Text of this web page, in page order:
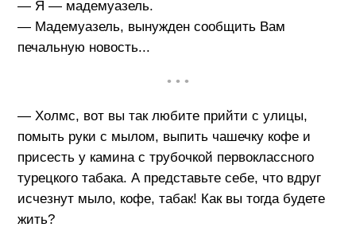
— Я — мадемуазель.
— Мадемуазель, вынужден сообщить Вам
печальную новость...
• • •
— Холмс, вот вы так любите прийти с улицы,
помыть руки с мылом, выпить чашечку кофе и
присесть у камина с трубочкой первоклассного
турецкого табака. А представьте себе, что вдруг
исчезнут мыло, кофе, табак! Как вы тогда будете
жить?